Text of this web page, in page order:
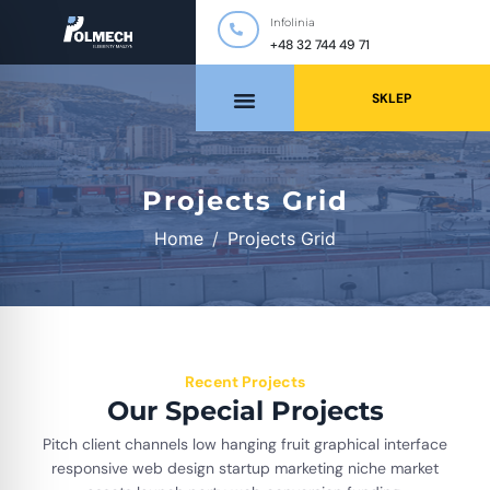
+48 32 744 49 71
Infolinia
SKLEP
Projects Grid
Home Projects Grid
Recent Projects
Our Special Projects
Pitch client channels low hanging fruit graphical interface
responsive web design startup marketing niche market